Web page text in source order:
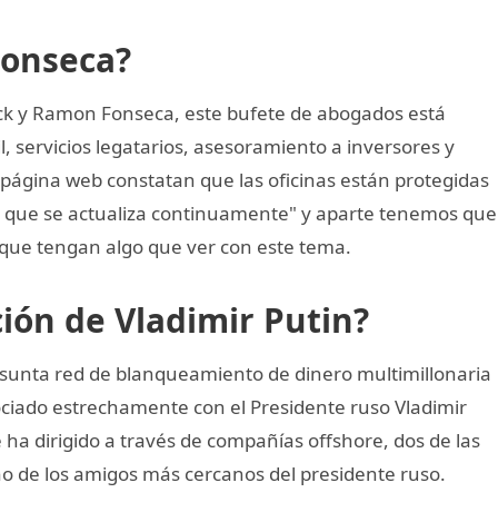
y Ramon Fonseca, este bufete de abogados está
servicios legatarios, asesoramiento a inversores y
web constatan que las oficinas están protegidas
se actualiza continuamente" y aparte tenemos que
tengan algo que ver con este tema.
de Vladimir Putin?
red de blanqueamiento de dinero multimillonaria
estrechamente con el Presidente ruso Vladimir
dirigido a través de compañías offshore, dos de las
de los amigos más cercanos del presidente ruso.